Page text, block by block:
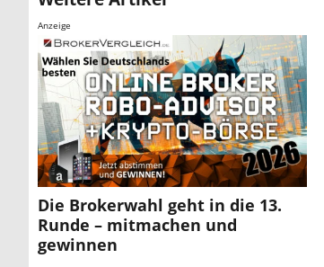
Anzeige
Die Brokerwahl geht in die 13.
Runde – mitmachen und
gewinnen